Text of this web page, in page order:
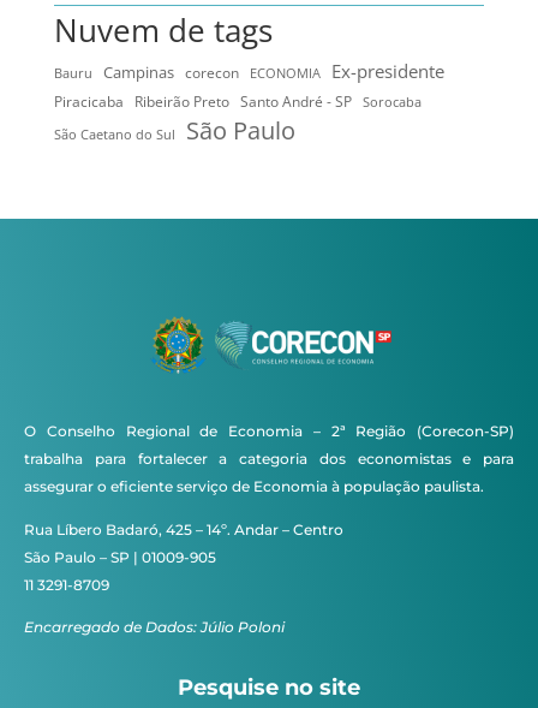
Nuvem de tags
Bauru Campinas corecon ECONOMIA Ex-presidente
Piracicaba Ribeirão Preto Santo André - SP
Sorocaba
São Caetano do Sul
São Paulo
O Conselho Regional de Economia – 2ª Região (Corecon-SP)
trabalha para fortalecer a categoria dos economistas e para
assegurar o eficiente serviço de Economia à população paulista.
Rua Líbero Badaró, 425 – 14º. Andar – Centro
São Paulo – SP | 01009-905
11 3291-8709
Encarregado de Dados: Júlio Poloni
Pesquise no site